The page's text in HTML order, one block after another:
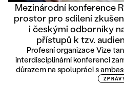
Mezinárodní konference
prostor pro sdílení
i českými odborníky
přístupů k tzv.
Profesní organizace Vize
interdisciplinární konferenci
důrazem na spolupráci s